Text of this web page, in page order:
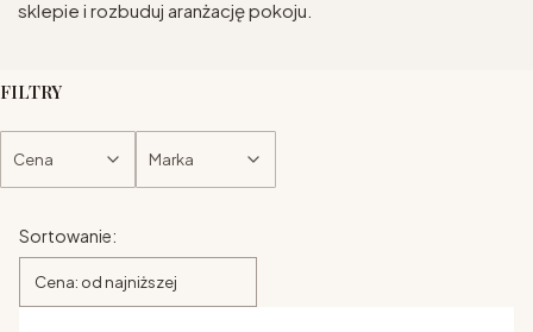
sklepie i rozbuduj aranżację pokoju.
FILTRY
Cena Marka
Lista produktów
Sortowanie:
Cena: od najniższej